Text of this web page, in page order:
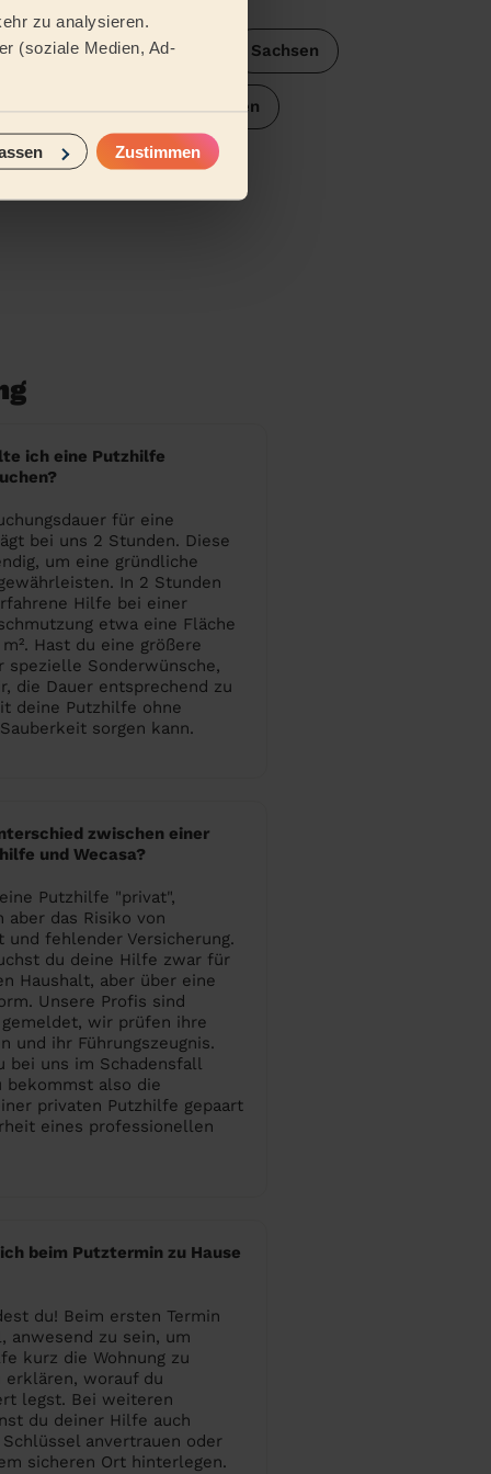
zu analysieren.
(soziale Medien, Ad-
Zustimmen
Berlin Brandenburg Sachsen
Nordrhein-Westfalen
Bayern
ich eine Putzhilfe
für eine
bei uns 2 Stunden. Diese
um eine gründliche
In 2 Stunden
Hilfe bei einer
etwa eine Fläche
Hast du eine größere
spezielle Sonderwünsche,
die Dauer entsprechend zu
deine Putzhilfe ohne
sorgen kann.
zwischen einer
und Wecasa?
Putzhilfe "privat",
aber das Risiko von
und fehlender Versicherung.
du deine Hilfe zwar für
Haushalt, aber über eine
Unsere Profis sind
wir prüfen ihre
und ihr Führungszeugnis.
bei uns im Schadensfall
bekommst also die
privaten Putzhilfe gepaart
eines professionellen
beim Putztermin zu Hause
du! Beim ersten Termin
anwesend zu sein, um
kurz die Wohnung zu
erklären, worauf du
legst. Bei weiteren
du deiner Hilfe auch
anvertrauen oder
sicheren Ort hinterlegen.